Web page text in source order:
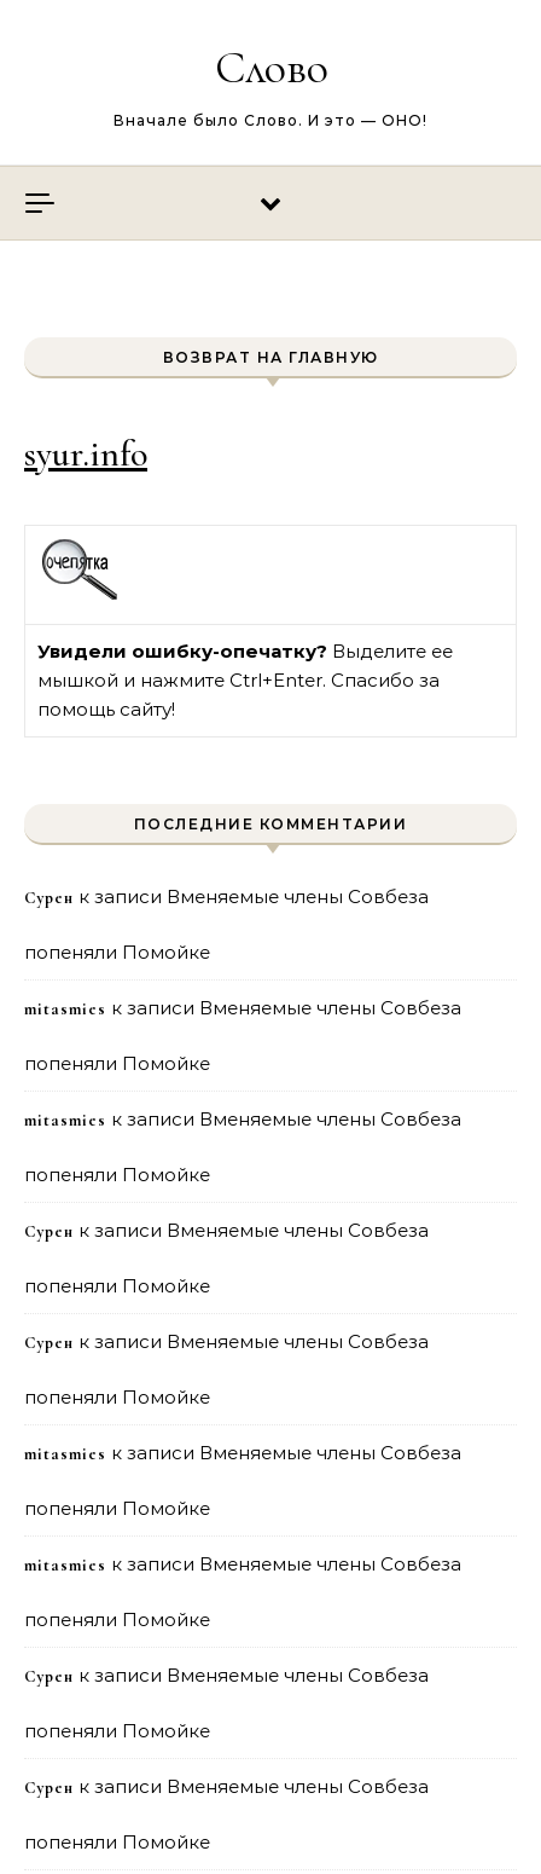
Слово
Вначале было Слово. И это — ОНО!
ВОЗВРАТ НА ГЛАВНУЮ
syur.info
Увидели ошибку-опечатку? Выделите ее
мышкой и нажмите Ctrl+Enter. Спасибо за
помощь сайту!
ПОСЛЕДНИЕ КОММЕНТАРИИ
Сурен к записи Вменяемые члены Совбеза
попеняли Помойке
mitasmies к записи Вменяемые члены Совбеза
попеняли Помойке
mitasmies к записи Вменяемые члены Совбеза
попеняли Помойке
Сурен к записи Вменяемые члены Совбеза
попеняли Помойке
Сурен к записи Вменяемые члены Совбеза
попеняли Помойке
mitasmies к записи Вменяемые члены Совбеза
попеняли Помойке
mitasmies к записи Вменяемые члены Совбеза
попеняли Помойке
Сурен к записи Вменяемые члены Совбеза
попеняли Помойке
Сурен к записи Вменяемые члены Совбеза
попеняли Помойке